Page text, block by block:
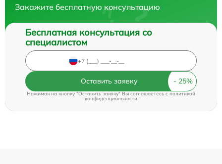
Закажите бесплатную консультацию
Бесплатная консультация со
специалистом
Оставить заявку
Нажимая на кнопку "Оставить заявку" Вы соглашаетесь c политикой
конфиденциальности